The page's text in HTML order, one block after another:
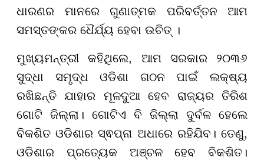
ଧାରଣର ମାନରେ ଗୁଣାତ୍ମକ ପରିବର୍ତ୍ତନ ଆମ
ସମସ୍ତଙ୍କର ଧୈର୍ଯ୍ୟ ହେବା ଉଚିତ୍ ।
ମୁଖ୍ୟମନ୍ତ୍ରୀ କହିଥିଲେ, ଆମ ସରକାର ୨୦୩୬
ସୁଦ୍ଧା ସମୃଦ୍ଧ ଓଡିଶା ଗଠନ ପାଇଁ ଲକ୍ଷ୍ୟ
ରଖିଛନ୍ତି ଯାହାର ମୂଳଦୁଆ ହେବ ରାଜ୍ୟର ତିରିଶ
ଗୋଟି ଜିଲ୍ଲା। ଗୋଟିଏ ବି ଜିଲ୍ଲା ଦୁର୍ବଳ ହେଲେ
ବିକଶିତ ଓଡିଶାର ସ୍ଵପ୍ନା ଅଧାରେ ରହିଯିବ। ତେଣୁ,
ଓଡିଶାର ପ୍ରତ୍ୟେକ ଅଞ୍ଚଳ ହେବ ବିକଶିତ।